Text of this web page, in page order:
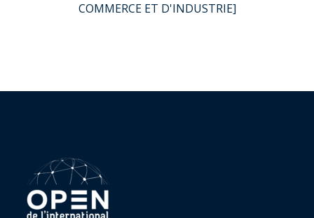
COMMERCE ET D'INDUSTRIE]